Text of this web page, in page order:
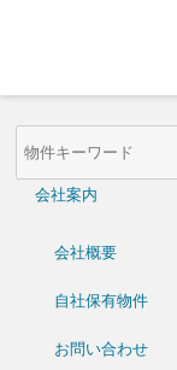
物
件
会社案内
会社概要
自社保有物件
お問い合わせ